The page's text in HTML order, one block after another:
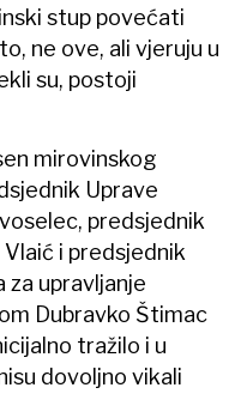
stup povećati
ne ove, ali vjeruju u
su, postoji
mirovinskog
Uprave
predsjednik
i predsjednik
za upravljanje
Dubravko Štimac
tražilo i u
dovoljno vikali